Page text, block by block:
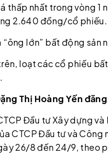
thấp nhất trong vòng 1
2.640 đồng/cổ phiếu.
lớn” bất động
loạt các cổ phiếu
Thị Hoàng Yến
Đầu tư Xây dựng
CTCP Đầu tư và
26/8 đến 24/9, theo